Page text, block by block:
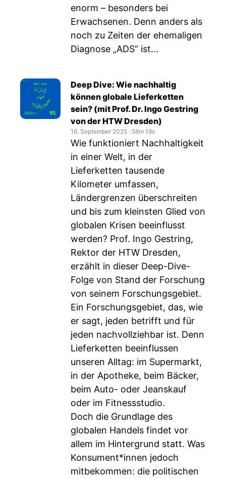
enorm – besonders bei
Erwachsenen. Denn anders als
noch zu Zeiten der ehemaligen
Diagnose „ADS“ ist...
Deep Dive: Wie nachhaltig
können globale Lieferketten
sein? (mit Prof. Dr. Ingo Gestring
von der HTW Dresden)
16. September 2025 ‧ 58m 19s
Wie funktioniert Nachhaltigkeit
in einer Welt, in der
Lieferketten tausende
Kilometer umfassen,
Ländergrenzen überschreiten
und bis zum kleinsten Glied von
globalen Krisen beeinflusst
werden? Prof. Ingo Gestring,
Rektor der HTW Dresden,
erzählt in dieser Deep-Dive-
Folge von Stand der Forschung
von seinem Forschungsgebiet.
Ein Forschungsgebiet, das, wie
er sagt, jeden betrifft und für
jeden nachvollziehbar ist. Denn
Lieferketten beeinflussen
unseren Alltag: im Supermarkt,
in der Apotheke, beim Bäcker,
beim Auto- oder Jeanskauf
oder im Fitnessstudio.
Doch die Grundlage des
globalen Handels findet vor
allem im Hintergrund statt. Was
Konsument*innen jedoch
mitbekommen: die politischen